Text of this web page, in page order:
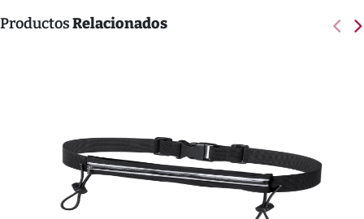
ProductosRelacionados